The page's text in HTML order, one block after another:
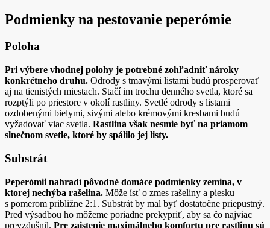
Podmienky na pestovanie peperómie
Poloha
Pri výbere vhodnej polohy je potrebné zohľadniť nároky
konkrétneho druhu. Odrody s tmavými listami budú prosperovať
aj na tienistých miestach. Stačí im trochu denného svetla, ktoré sa
rozptýli po priestore v okolí rastliny. Svetlé odrody s listami
ozdobenými bielymi, sivými alebo krémovými kresbami budú
vyžadovať viac svetla. Rastlina však nesmie byť na priamom
slnečnom svetle, ktoré by spálilo jej listy.
Substrát
Peperómii nahradí pôvodné domáce podmienky zemina, v
ktorej nechýba rašelina. Môže ísť o zmes rašeliny a piesku
s pomerom približne 2:1. Substrát by mal byť dostatočne priepustný.
Pred výsadbou ho môžeme poriadne prekypriť, aby sa čo najviac
prevzdušnil. Pre zaistenie maximálneho komfortu pre rastlinu sú